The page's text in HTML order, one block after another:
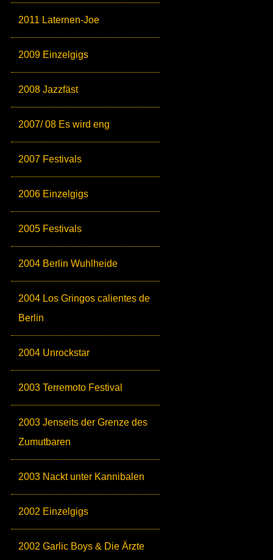
2011 Laternen-Joe
2009 Einzelgigs
2008 Jazzfäst
2007/ 08 Es wird eng
2007 Festivals
2006 Einzelgigs
2005 Festivals
2004 Berlin Wuhlheide
2004 Los Gringos calientes de
Berlin
2004 Unrockstar
2003 Terremoto Festival
2003 Jenseits der Grenze des
Zumutbaren
2003 Nackt unter Kannibalen
2002 Einzelgigs
2002 Garlic Boys & Die Ärzte